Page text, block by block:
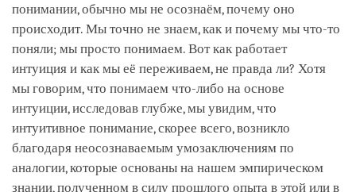
понимании, обычно мы не осознаём, почему оно
происходит. Мы точно не знаем, как и почему мы что-то
поняли; мы просто понимаем. Вот как работает
интуиция и как мы её переживаем, не правда ли? Хотя
мы говорим, что понимаем что-либо на основе
интуиции, исследовав глубже, мы увидим, что
интуитивное понимание, скорее всего, возникло
благодаря неосознаваемым умозаключениям по
аналогии, которые основаны на нашем эмпирическом
знании, полученном в силу прошлого опыта в этой или в